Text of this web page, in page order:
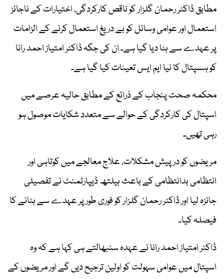
مطابق ڈاکٹر رحمان گلزار کو ناقص کارکردگی، اختیارات کے ناجائز
استعمال اور عوامی وسائل کو بے دریغ استعمال کرنے کے الزامات
پر عہدے سے ہٹا دیا گیا ہے۔ ان کی جگہ ڈاکٹر امتیاز احمد رانا
کو ہسپتال کا نیا ایم ایس تعینات کیا گیا ہے۔
محکمہ صحت پنجاب کے ذرائع کے مطابق حالیہ عرصے میں
اسپتال کی کارکردگی کے حوالے سے متعدد شکایات موصول ہو
رہی تھیں۔
مریضوں کو درپیش مشکلات، علاج معالجے میں کوتاہی اور
انتظامی بدانتظامی کے باعث ہیلتھ ڈیپارٹمنٹ نے تفصیلی
جائزہ لیا اور ڈاکٹر رحمان گلزار کو فوری طور پر عہدے سے ہٹانے کا
فیصلہ کیا۔
ڈاکٹر امتیاز احمد رانا نے عہدہ سنبھالتے ہی کہا ہے کہ وہ
اسپتال میں عوامی سہولت کو اولین ترجیح دیں گے اور مریضوں کے